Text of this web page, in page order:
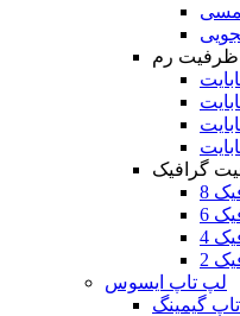
ظرفیت رم
گرافیک
لپ تاپ ایسوس